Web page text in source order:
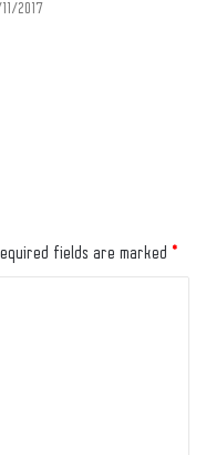
2017
fields are marked *